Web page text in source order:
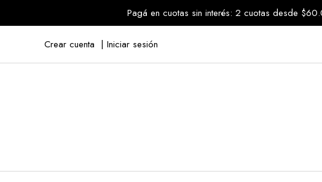
Pagá en cuotas sin interés: 2 cuotas desde
Crear cuenta Iniciar sesión